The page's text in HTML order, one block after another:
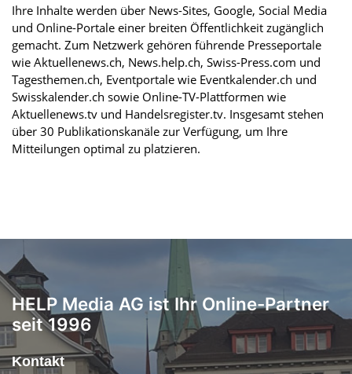
Ihre Inhalte werden über News-Sites, Google, Social Media
und Online-Portale einer breiten Öffentlichkeit zugänglich
gemacht. Zum Netzwerk gehören führende Presseportale
wie Aktuellenews.ch, News.help.ch, Swiss-Press.com und
Tagesthemen.ch, Eventportale wie Eventkalender.ch und
Swisskalender.ch sowie Online-TV-Plattformen wie
Aktuellenews.tv und Handelsregister.tv. Insgesamt stehen
über 30 Publikationskanäle zur Verfügung, um Ihre
Mitteilungen optimal zu platzieren.
HELP Media AG ist Ihr Online-Partner
seit 1996
Kontakt